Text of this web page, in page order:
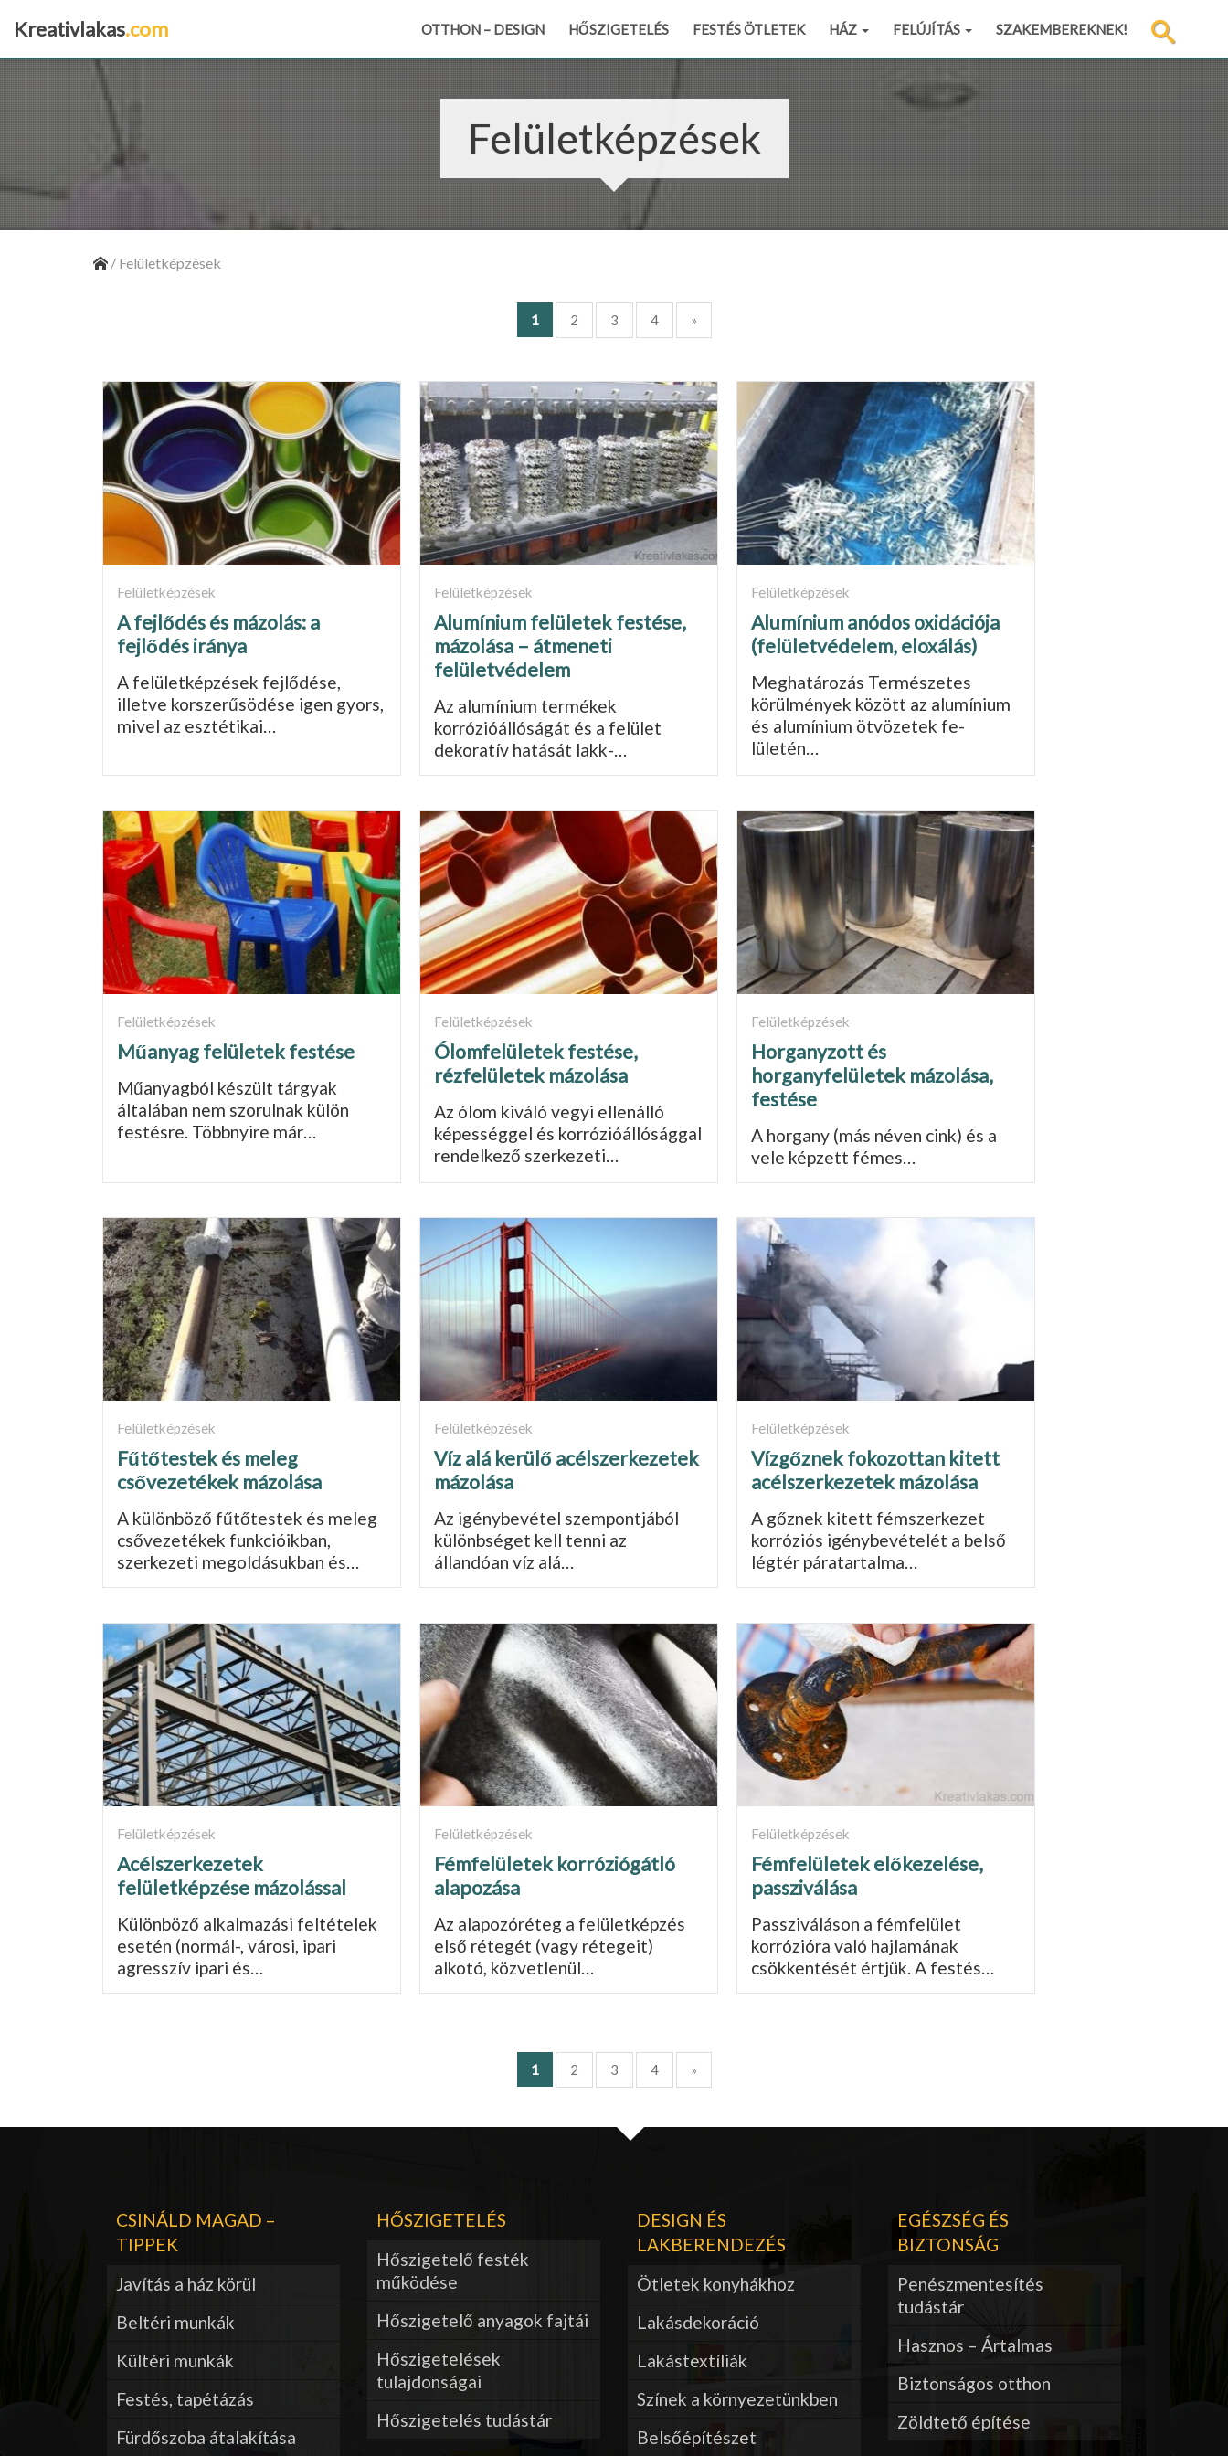
Kreativlakas.com OTTHON – DESIGN HŐSZIGETELÉS FESTÉS ÖTLETEK HÁZ FELÚJÍTÁS SZAKEMBEREKNEK!
Felületképzések
/ Felületképzések
1 2 3 4 »
Felületképzések
A fejlődés és mázolás: a
fejlődés iránya
A felületképzések fejlődése,
illetve korszerűsödése igen gyors,
mivel az esz­tétikai…
Felületképzések
Alumínium felületek festése,
mázolása – átmeneti
felületvédelem
Az alumínium termékek
korrózióállóságát és a felület
dekoratív hatását lakk-…
Felületképzések
Alumínium anódos oxidációja
(felületvédelem, eloxálás)
Meghatározás Természetes
körülmények között az alumínium
és alumínium ötvözetek fe­
lületén…
Felületképzések
Műanyag felületek festése
Műanyagból készült tárgyak
általában nem szorulnak külön
festésre. Több­nyire már…
Felületképzések
Ólomfelületek festése,
rézfelületek mázolása
Az ólom kiváló vegyi ellenálló
képességgel és korrózióállósággal
rendelkező szerkezeti…
Felületképzések
Horganyzott és
horganyfelületek mázolása,
festése
A horgany (más néven cink) és a
vele képzett fémes…
Felületképzések
Fűtőtestek és meleg
csővezetékek mázolása
A különböző fűtőtestek és meleg
csővezetékek funkcióikban,
szerkezeti megoldásukban és…
Felületképzések
Víz alá kerülő acélszerkezetek
mázolása
Az igénybevétel szempontjából
különbséget kell tenni az
állandóan víz alá…
Felületképzések
Vízgőznek fokozottan kitett
acélszerkezetek mázolása
A gőznek kitett fémszerkezet
korróziós igénybevételét a belső
légtér pára­tartalma…
Felületképzések
Acélszerkezetek
felületképzése mázolással
Különböző alkalmazási feltételek
esetén (normál-, városi, ipari
agresszív ipari és…
Felületképzések
Fémfelületek korróziógátló
alapozása
Az alapozóréteg a felületképzés
első rétegét (vagy rétegeit)
alkotó, közvetle­nül…
Felületképzések
Fémfelületek előkezelése,
passziválása
Passziváláson a fémfelület
korrózióra való hajlamának
csökkentését értjük. A festés…
1 2 3 4 »
CSINÁLD MAGAD –
TIPPEK
Javítás a ház körül
Beltéri munkák
Kültéri munkák
Festés, tapétázás
Fürdőszoba átalakítása
HŐSZIGETELÉS
Hőszigetelő festék
működése
Hőszigetelő anyagok fajtái
Hőszigetelések
tulajdonságai
Hőszigetelés tudástár
DESIGN ÉS
LAKBERENDEZÉS
Ötletek konyhákhoz
Lakásdekoráció
Lakástextíliák
Színek a környezetünkben
Belsőépítészet
EGÉSZSÉG ÉS
BIZTONSÁG
Penészmentesítés
tudástár
Hasznos – Ártalmas
Biztonságos otthon
Zöldtető építése